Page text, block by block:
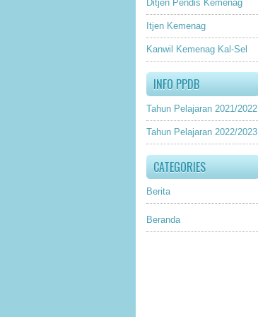
Ditjen Pendis Kemenag
Itjen Kemenag
Kanwil Kemenag Kal-Sel
INFO PPDB
Tahun Pelajaran 2021/2022
Tahun Pelajaran 2022/2023
CATEGORIES
Berita
Beranda